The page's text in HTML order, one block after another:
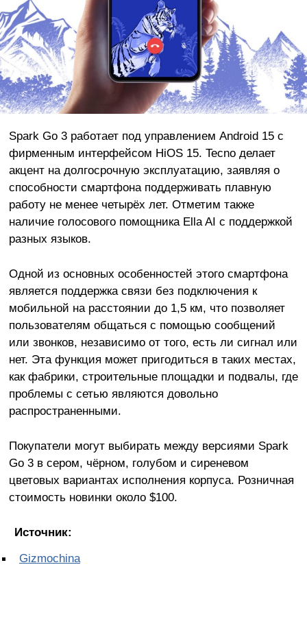
Spark Go 3 работает под управлением Android 15 с
фирменным интерфейсом HiOS 15. Tecno делает
акцент на долгосрочную эксплуатацию, заявляя о
способности смартфона поддерживать плавную
работу не менее четырёх лет. Отметим также
наличие голосового помощника Ella AI с поддержкой
разных языков.
Одной из основных особенностей этого смартфона
является поддержка связи без подключения к
мобильной на расстоянии до 1,5 км, что позволяет
пользователям общаться с помощью сообщений
или звонков, независимо от того, есть ли сигнал или
нет. Эта функция может пригодиться в таких местах,
как фабрики, строительные площадки и подвалы, где
проблемы с сетью являются довольно
распространенными.
Покупатели могут выбирать между версиями Spark
Go 3 в сером, чёрном, голубом и сиреневом
цветовых вариантах исполнения корпуса. Розничная
стоимость новинки около $100.
Источник:
Gizmochina